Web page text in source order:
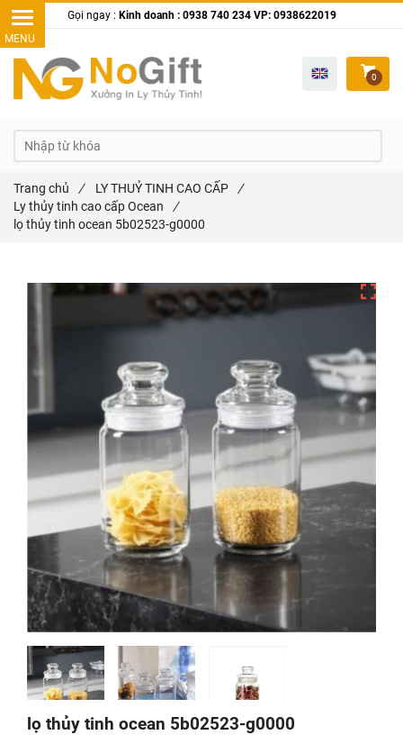
lọ thủy tinh ocean 5b02523-g0000
Trang chủ / LY THUỶ TINH CAO CẤP /
Ly thủy tinh cao cấp Ocean
/
lọ thủy tinh ocean 5b02523-g0000
Gọi ngay : Kinh doanh : 0938 740 234 VP: 0938622019
0